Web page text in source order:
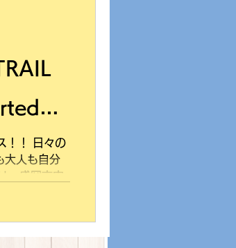
！！ 日々の
大人も自分
、盛岡市内